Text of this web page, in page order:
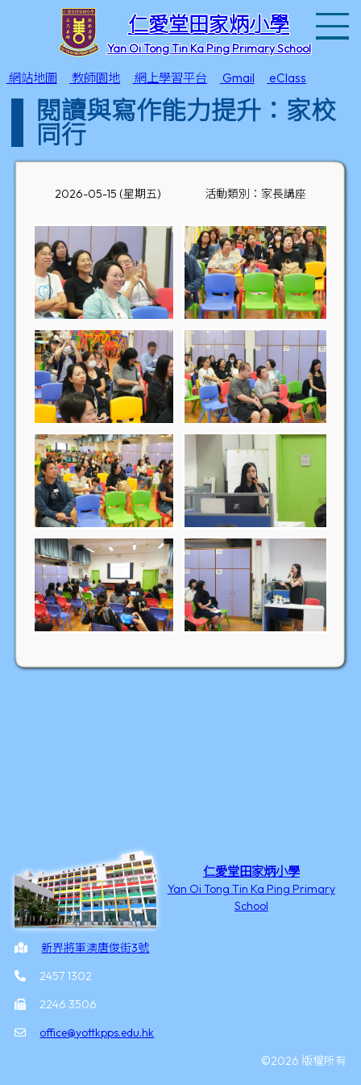
仁愛堂田家炳小學
Yan Oi Tong Tin Ka Ping Primary School
網站地圖 教師園地 網上學習平台 Gmail eClass
閱讀與寫作能力提升：家校
同行
2026-05-15 (星期五) 活動類別：家長講座
仁愛堂田家炳小學
Yan Oi Tong Tin Ka Ping Primary
School
新界將軍澳唐俊街3號
2457 1302
2246 3506
office@yottkpps.edu.hk
©2026 版權所有